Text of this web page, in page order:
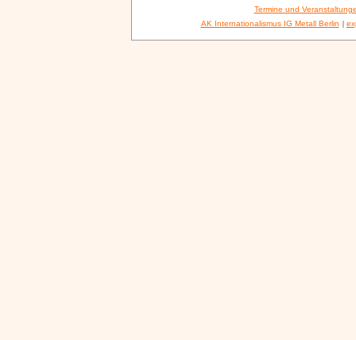
Termine und
AK Internationalismus IG Metall Berlin |